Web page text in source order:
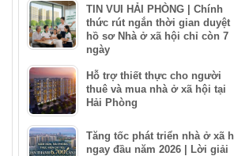
TIN VUI HẢI PHÒNG | Chính
thức rút ngắn thời gian duyệt
hồ sơ Nhà ở xã hội chỉ còn 7
ngày
Hỗ trợ thiết thực cho người
thuê và mua nhà ở xã hội tại
Hải Phòng
Tăng tốc phát triển nhà ở xã
ngay đầu năm 2026 | Lời giải